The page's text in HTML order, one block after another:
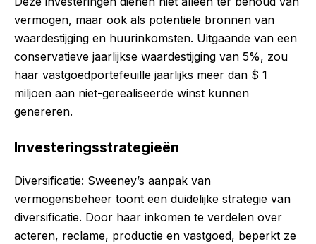
vermogen, maar ook als potentiële bronnen van
waardestijging en huurinkomsten. Uitgaande van een
conservatieve jaarlijkse waardestijging van 5%, zou
haar vastgoedportefeuille jaarlijks meer dan $ 1
miljoen aan niet-gerealiseerde winst kunnen
genereren.
Investeringsstrategieën
Diversificatie: Sweeney’s aanpak van
vermogensbeheer toont een duidelijke strategie van
diversificatie. Door haar inkomen te verdelen over
acteren, reclame, productie en vastgoed, beperkt ze